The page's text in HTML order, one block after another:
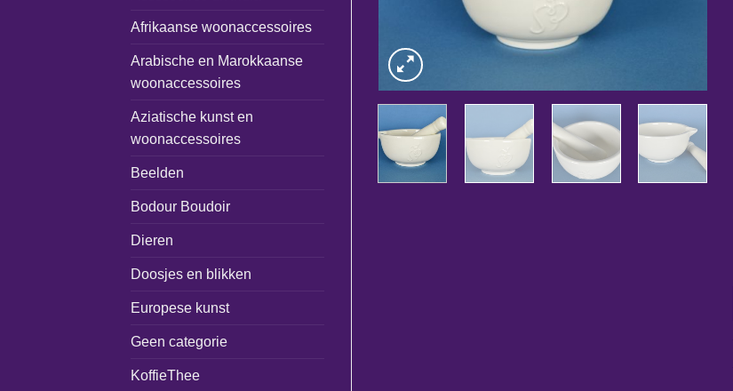
Afrikaanse woonaccessoires
Arabische en Marokkaanse
woonaccessoires
Aziatische kunst en
woonaccessoires
Beelden
Bodour Boudoir
Dieren
Doosjes en blikken
Europese kunst
Geen categorie
KoffieThee